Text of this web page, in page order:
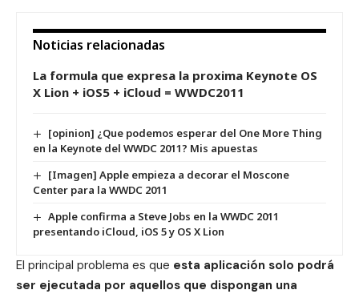
Noticias relacionadas
La formula que expresa la proxima Keynote OS
X Lion + iOS5 + iCloud = WWDC2011
[opinion] ¿Que podemos esperar del One More Thing
en la Keynote del WWDC 2011? Mis apuestas
[Imagen] Apple empieza a decorar el Moscone
Center para la WWDC 2011
Apple confirma a Steve Jobs en la WWDC 2011
presentando iCloud, iOS 5 y OS X Lion
El principal problema es que esta aplicación solo podrá
ser ejecutada por aquellos que dispongan una